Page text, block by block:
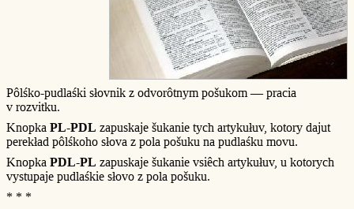
Pôlśko-pudlaśki słovnik z odvorôtnym pošukom — pracia
v rozvitku.
Knopka PL-PDL zapuskaje šukanie tych artykułuv, kotory dajut
perekład pôlśkoho słova z pola pošuku na pudlaśku movu.
Knopka PDL-PL zapuskaje šukanie vsiêch artykułuv, u kotorych
vystupaje pudlaśkie słovo z pola pošuku.
* * *